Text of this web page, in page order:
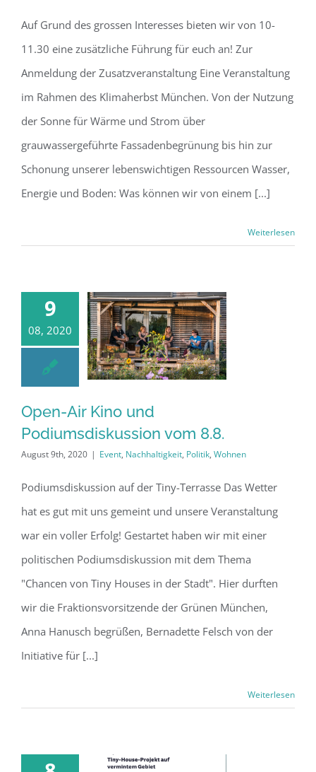
Auf Grund des grossen Interesses bieten wir von 10-
11.30 eine zusätzliche Führung für euch an! Zur
Anmeldung der Zusatzveranstaltung Eine Veranstaltung
im Rahmen des Klimaherbst München. Von der Nutzung
der Sonne für Wärme und Strom über
grauwassergeführte Fassadenbegrünung bis hin zur
Schonung unserer lebenswichtigen Ressourcen Wasser,
Energie und Boden: Was können wir von einem [...]
Weiterlesen
9
08, 2020
Open-Air Kino
und
Podiumsdiskussion
vom 8.8.
Open-Air Kino und
Podiumsdiskussion vom 8.8.
August 9th, 2020 | Event, Nachhaltigkeit, Politik, Wohnen
Podiumsdiskussion auf der Tiny-Terrasse Das Wetter
hat es gut mit uns gemeint und unsere Veranstaltung
war ein voller Erfolg! Gestartet haben wir mit einer
politischen Podiumsdiskussion mit dem Thema
"Chancen von Tiny Houses in der Stadt". Hier durften
wir die Fraktionsvorsitzende der Grünen München,
Anna Hanusch begrüßen, Bernadette Felsch von der
Initiative für [...]
Weiterlesen